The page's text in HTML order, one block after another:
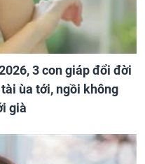
3 con giáp đổi đời
ùa tới, ngồi không
già